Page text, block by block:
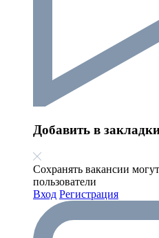
Добавить в
Сохранять вакансии
пользователи
Вход Регистрация